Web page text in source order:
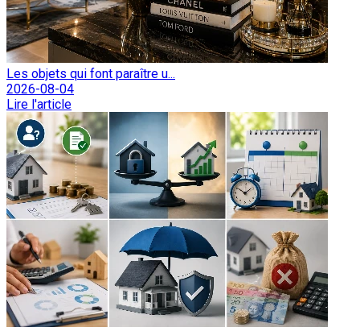
Les objets qui font paraître u...
2026-08-04
Lire l'article